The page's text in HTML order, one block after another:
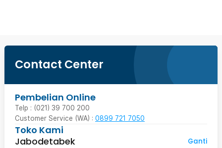
Contact Center
Pembelian Online
Telp : (021) 39 700 200
Customer Service (WA) : 0899 721 7050
Toko Kami
Jabodetabek
Ganti